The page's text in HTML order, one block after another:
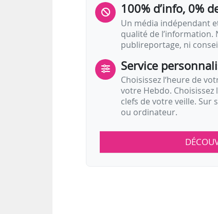
100% d’info, 0%
Un média indépendant
qualité de l’information.
publireportage, ni
Service
Choisissez l‘heure de
votre Hebdo.
clefs de votre veille. Sur
ou ordinateur.